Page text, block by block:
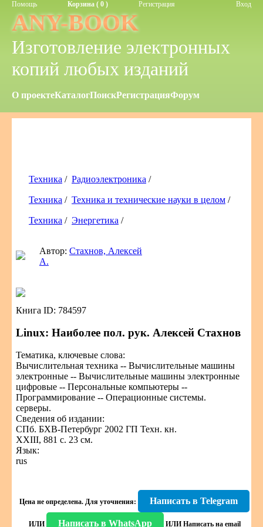
Помощь Корзина ( 0 ) Регистрация Вход
ANY-BOOK
Изготовление электронных
копий любых изданий
О проектеКаталогПоискРегистрацияФорум
Техника / Радиоэлектроника /
Техника / Техника и технические науки в целом /
Техника / Энергетика /
Автор: Стахнов, Алексей
А.
Книга ID: 784597
Linux: Наиболее пол. рук. Алексей Стахнов
Тематика, ключевые слова:
Вычислительная техника -- Вычислительные машины
электронные -- Вычислительные машины электронные
цифровые -- Персональные компьютеры --
Программирование -- Операционные системы.
серверы.
Сведения об издании:
СПб. БХВ-Петербург 2002 ГП Техн. кн.
XXIII, 881 с. 23 см.
Язык:
rus
Цена не определена. Для уточнения: Написать в Telegram
ИЛИ Написать в WhatsApp ИЛИ Написать на email